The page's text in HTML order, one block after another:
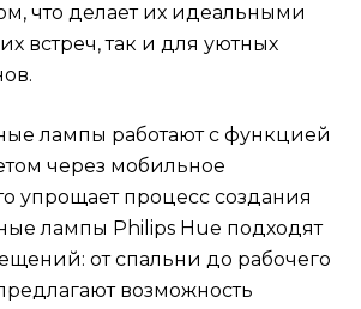
что делает их идеальными
встреч, так и для уютных
лампы работают с функцией
через мобильное
упрощает процесс создания
лампы Philips Hue подходят
от спальни до рабочего
возможность